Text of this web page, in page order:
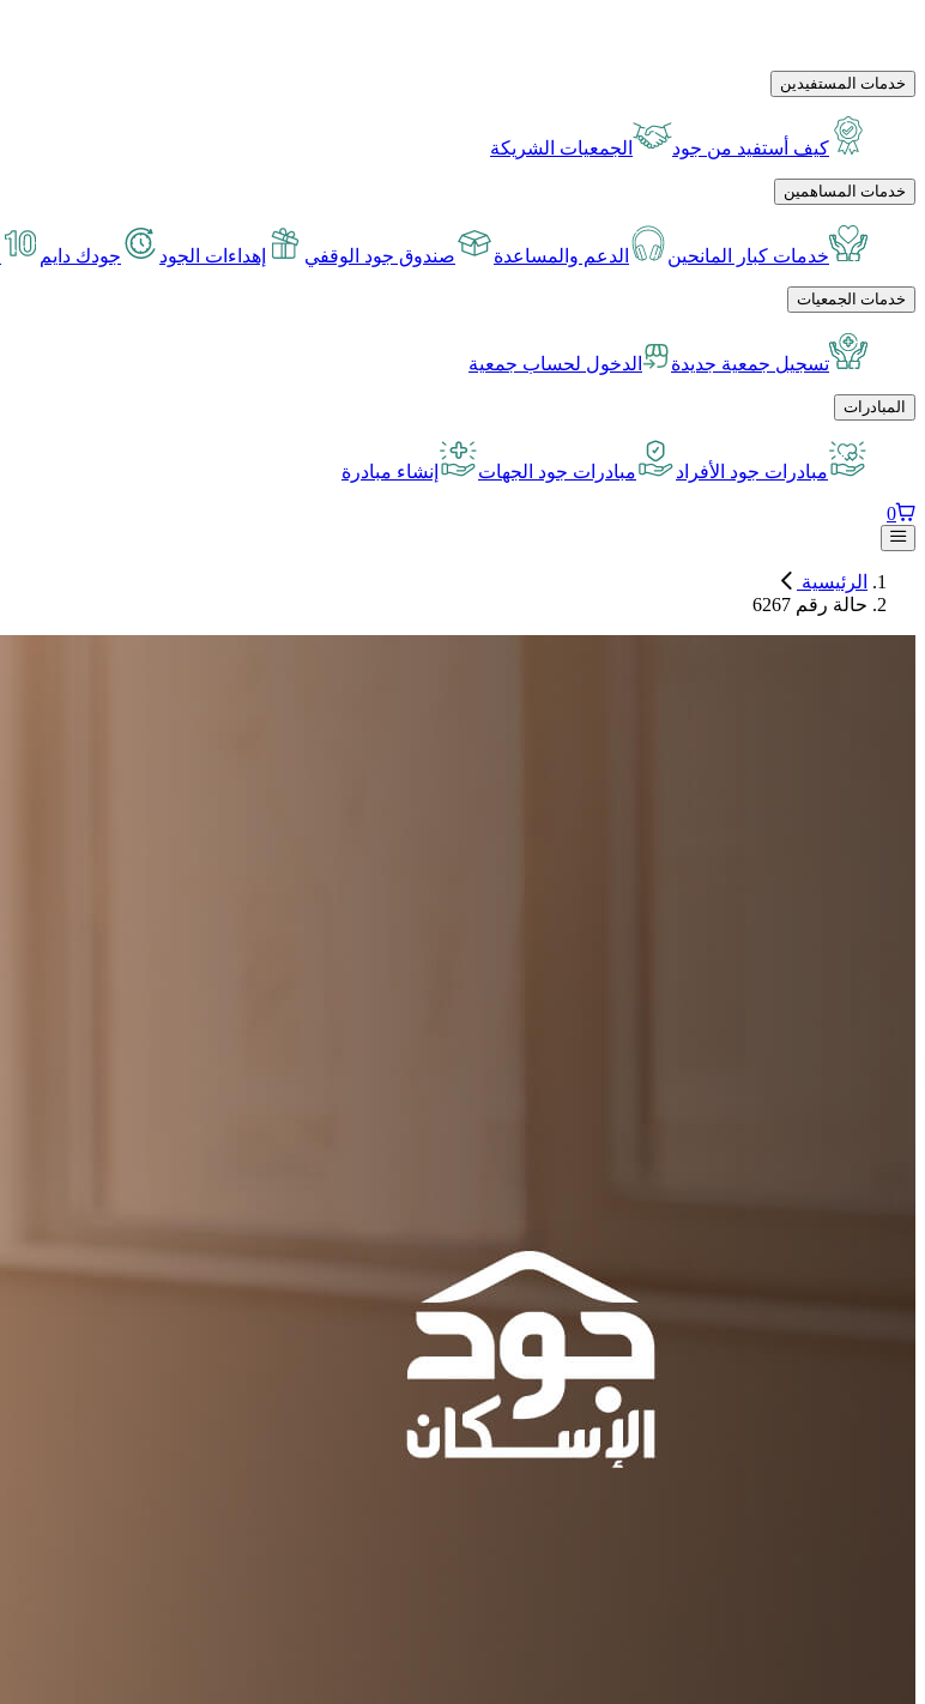
خدمات المستفيدين
كيف أستفيد من جود الجمعيات الشريكة
خدمات المساهمين
خدمات كبار المانحين الدعم والمساعدة صندوق جود الوقفي إهداءات الجود جودك دايم
خدمات الجمعيات
تسجيل جمعية جديدة الدخول لحساب جمعية
المبادرات
مبادرات جود الأفراد مبادرات جود الجهات إنشاء مبادرة
0
الرئيسية
حالة رقم 6267